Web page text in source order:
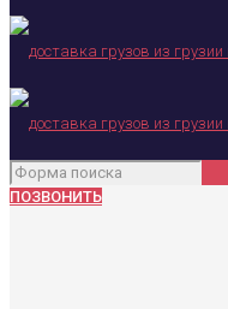
ПОЗВОНИТЬ